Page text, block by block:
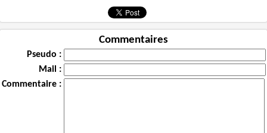
Commentaires
Pseudo :
Mail :
Commentaire :